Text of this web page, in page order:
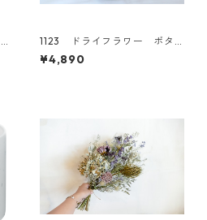
1123 ドライフラワー ボタ
ニカルグラス(L)
¥4,890